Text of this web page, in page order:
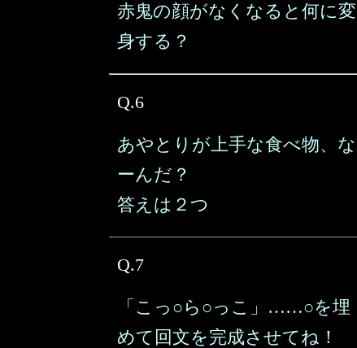
赤鬼の顔がなくなると何に変
身する？
Q.6
あやとりが上手な食べ物、な
ーんだ？
答えは２つ
Q.7
「こっ○ら○っこ」……○を埋
めて回文を完成させてね！